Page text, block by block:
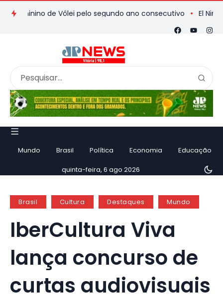
de Vôlei pelo segundo ano consecutivo El Niño forte
Mundo Brasil Política Economia Educação
quinta-feira, 6 ago 2026
Brasil Cultura Destaques Mundo
IberCultura Viva
lança concurso de
curtas audiovisuais